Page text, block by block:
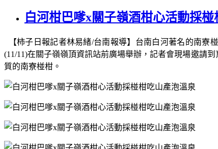
白河柑巴嗲x關子嶺酒柑心活動採
【柿子日報記者林易緒/台南報導】台南白河著名的南寮
(11/11)在關子嶺嶺頂資訊站前廣場舉辦，記者會現場邀請
質的南寮椪柑。